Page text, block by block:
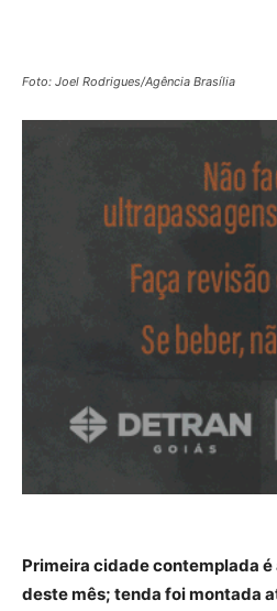
Foto: Joel Rodrigues/Agência Brasília
Primeira cidade contemplada
deste mês; tenda foi montada